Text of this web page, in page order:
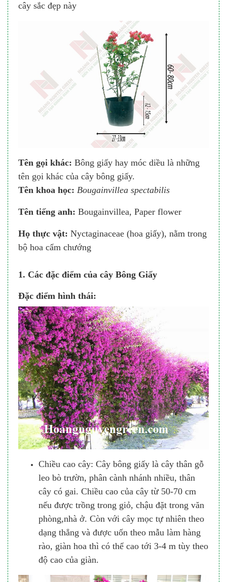
cây sắc đẹp này
Tên gọi khác: Bông giấy hay móc diều là những
tên gọi khác của cây bông giấy.
Tên khoa học: Bougainvillea spectabilis
Tên tiếng anh: Bougainvillea, Paper flower
Họ thực vật: Nyctaginaceae (hoa giấy), nằm trong
bộ hoa cẩm chướng
1. Các đặc điểm của cây Bông Giấy
Đặc điểm hình thái:
Chiều cao cây: Cây bông giấy là cây thân gỗ
leo bò trườn, phân cành nhánh nhiều, thân
cây có gai. Chiều cao của cây từ 50-70 cm
nếu được trồng trong giỏ, chậu đặt trong văn
phòng,nhà ở. Còn với cây mọc tự nhiên theo
dạng thẳng và được uốn theo mẫu làm hàng
rào, giàn hoa thì có thể cao tới 3-4 m tùy theo
độ cao của giàn.